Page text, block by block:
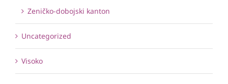
Zeničko-dobojski kanton
Uncategorized
Visoko